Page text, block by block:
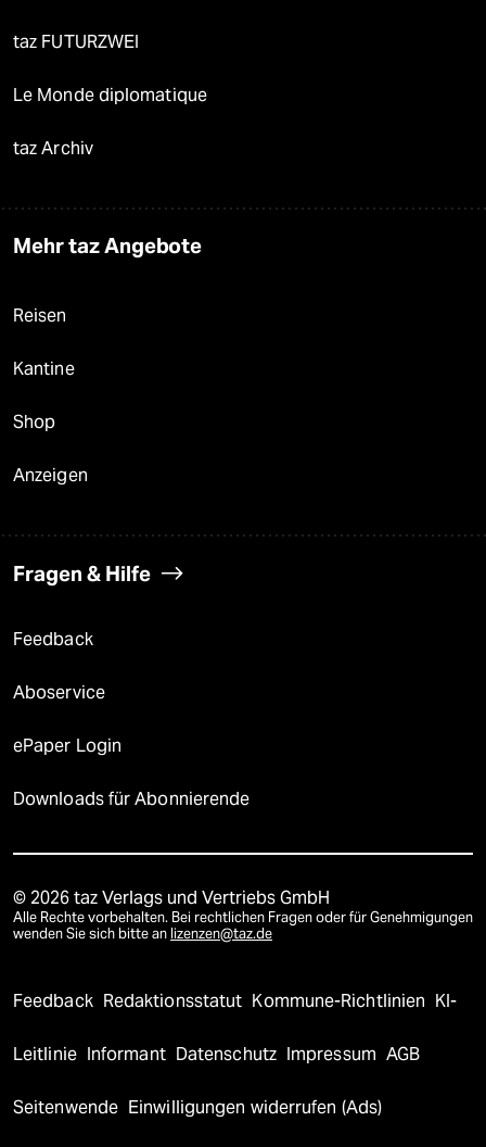
taz FUTURZWEI
Le Monde diplomatique
taz Archiv
Mehr taz Angebote
Reisen
Kantine
Shop
Anzeigen
Fragen & Hilfe
Feedback
Aboservice
ePaper Login
Downloads für Abonnierende
© 2026 taz Verlags und Vertriebs GmbH
Alle Rechte vorbehalten. Bei rechtlichen Fragen oder für Genehmigungen
wenden Sie sich bitte an lizenzen@taz.de
Feedback Redaktionsstatut Kommune-Richtlinien KI-
Leitlinie Informant Datenschutz Impressum AGB
Seitenwende Einwilligungen widerrufen (Ads)